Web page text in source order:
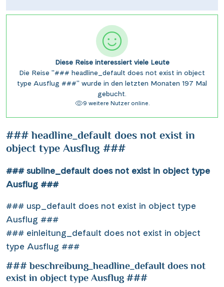
### headline_default does not exist in
object type Ausflug ###
### subline_default does not exist in object type
Ausflug ###
### usp_default does not exist in object type
Ausflug ###
### einleitung_default does not exist in object
type Ausflug ###
### beschreibung_headline_default does not
exist in object type Ausflug ###
Diese Reise interessiert viele Leute
Die Reise "### headline_default does not exist in object
type Ausflug ###" wurde in den letzten Monaten 197 Mal
gebucht.
9 weitere Nutzer online.